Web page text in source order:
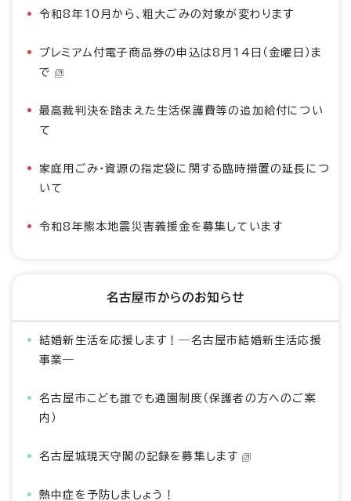
令和8年10月から、粗大ごみの対象が変わります
プレミアム付電子商品券の申込は8月14日（金曜日）ま
で
最高裁判決を踏まえた生活保護費等の追加給付につい
て
家庭用ごみ・資源の指定袋に関する臨時措置の延長につ
いて
令和8年熊本地震災害義援金を募集しています
名古屋市からのお知らせ
結婚新生活を応援します！―名古屋市結婚新生活応援
事業―
名古屋市こども誰でも通園制度（保護者の方へのご案
内）
名古屋城現天守閣の記録を募集します
熱中症を予防しましょう！